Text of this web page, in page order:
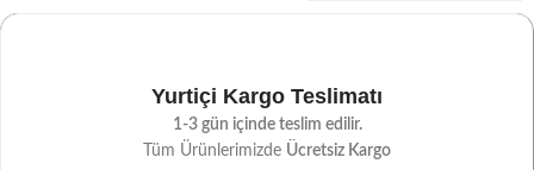
Yurtiçi Kargo Teslimatı
1-3 gün içinde teslim edilir.
Tüm Ürünlerimizde Ücretsiz Kargo